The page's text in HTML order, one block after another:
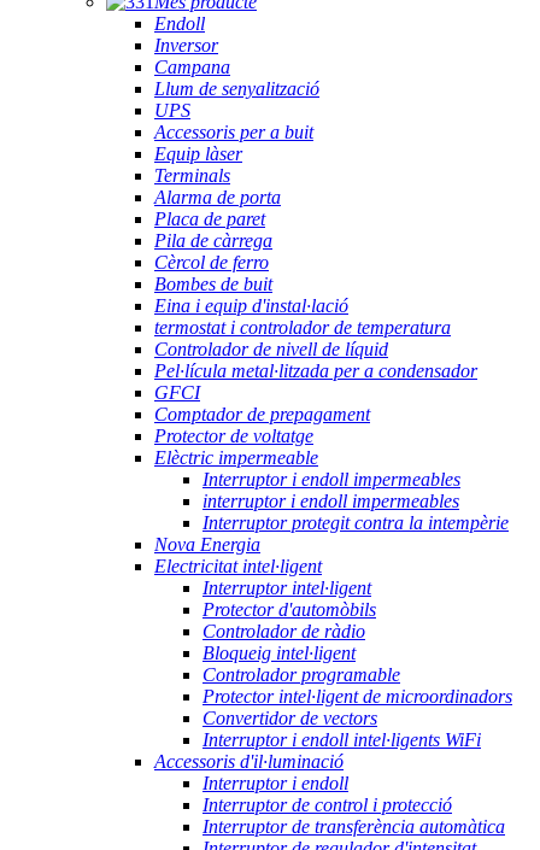
Endoll
Inversor
Campana
Llum de senyalització
UPS
Accessoris per a buit
Equip làser
Terminals
Alarma de porta
Placa de paret
Pila de càrrega
Cèrcol de ferro
Bombes de buit
Eina i equip d'instal·lació
termostat i controlador de temperatura
Controlador de nivell de líquid
Pel·lícula metal·litzada per a condensador
GFCI
Comptador de prepagament
Protector de voltatge
Elèctric impermeable
Interruptor i endoll impermeables
interruptor i endoll impermeables
Interruptor protegit contra la intempèrie
Nova Energia
Electricitat intel·ligent
Interruptor intel·ligent
Protector d'automòbils
Controlador de ràdio
Bloqueig intel·ligent
Controlador programable
Protector intel·ligent de microordinadors
Convertidor de vectors
Interruptor i endoll intel·ligents WiFi
Accessoris d'il·luminació
Interruptor i endoll
Interruptor de control i protecció
Interruptor de transferència automàtica